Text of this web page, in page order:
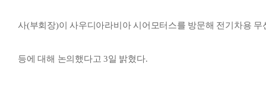
사(부회장)이 사우디아라비아 시어모터스를 방문해 전기차용 무
등에 대해 논의했다고 3일 밝혔다.